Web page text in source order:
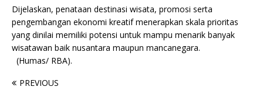
Dijelaskan, penataan destinasi wisata, promosi serta
pengembangan ekonomi kreatif menerapkan skala prioritas
yang dinilai memiliki potensi untuk mampu menarik banyak
wisatawan baik nusantara maupun mancanegara.
(Humas/ RBA).
PREVIOUS